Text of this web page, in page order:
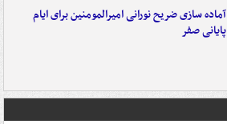
آماده سازی ضریح نورانی امیرالمومنین برای ایام
پایانی صفر